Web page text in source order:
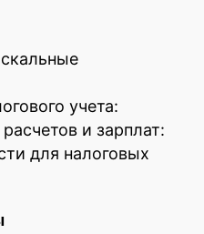
учета:
и зарплат:
для налоговых